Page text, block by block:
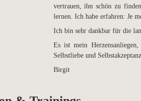
vertrauen, ihn schön zu
lernen. Ich habe erfahren: Je
Ich bin sehr dankbar für die
Es ist mein
Selbstliebe und
Birgit